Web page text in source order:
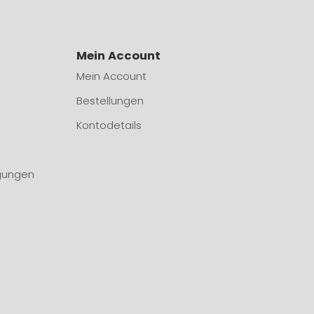
Mein Account
Mein Account
Bestellungen
Kontodetails